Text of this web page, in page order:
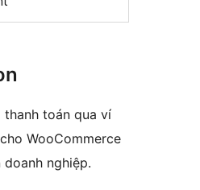
thanh toán qua ví
WooCommerce
nghiệp.